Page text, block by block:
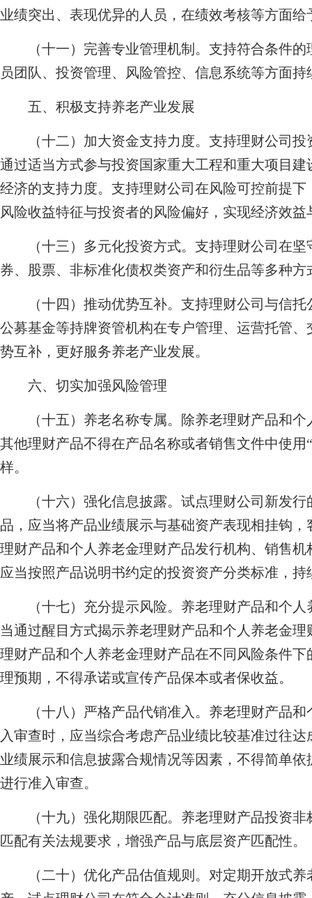
业绩突出、表现优异的人员，在绩效考核等方面给
（十一）完善专业管理机制。支持符合条件的
员团队、投资管理、风险管控、信息系统等方面
五、积极支持养老产业发展
（十二）加大资金支持力度。支持理财公司投
通过适当方式参与投资国家重大工程和重大项目
经济的支持力度。支持理财公司在风险可控前提
风险收益特征与投资者的风险偏好，实现经济效
（十三）多元化投资方式。支持理财公司在坚
券、股票、非标准化债权类资产和衍生品等多种
（十四）推动优势互补。支持理财公司与信托
公募基金等持牌资管机构在专户管理、运营托管
势互补，更好服务养老产业发展。
六、切实加强风险管理
（十五）养老名称专属。除养老理财产品和个
其他理财产品不得在产品名称或者销售文件中使
样。
（十六）强化信息披露。试点理财公司新发行
品，应当将产品业绩展示与基础资产表现相挂钩
理财产品和个人养老金理财产品发行机构、销售
应当按照产品说明书约定的投资资产分类标准，
（十七）充分提示风险。养老理财产品和个人
当通过醒目方式揭示养老理财产品和个人养老金
理财产品和个人养老金理财产品在不同风险条件
理预期，不得承诺或宣传产品保本或者保收益。
（十八）严格产品代销准入。养老理财产品和
入审查时，应当综合考虑产品业绩比较基准过往
业绩展示和信息披露合规情况等因素，不得简单
进行准入审查。
（十九）强化期限匹配。养老理财产品投资非
匹配有关法规要求，增强产品与底层资产匹配性。
（二十）优化产品估值规则。对定期开放式养